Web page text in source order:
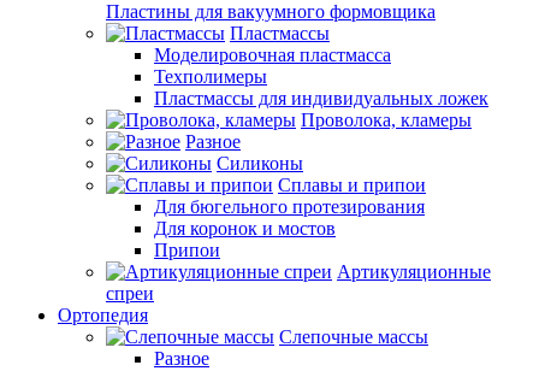
Пластины для вакуумного формовщика
Пластмассы
Моделировочная пластмасса
Техполимеры
Пластмассы для индивидуальных ложек
Проволока, кламеры
Разное
Силиконы
Сплавы и припои
Для бюгельного протезирования
Для коронок и мостов
Припои
Артикуляционные
спреи
Ортопедия
Слепочные массы
Разное